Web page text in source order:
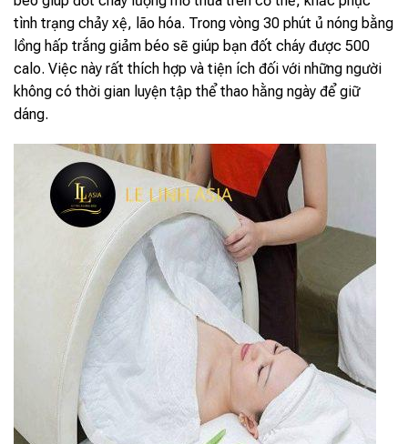
tình trạng chảy xệ, lão hóa. Trong vòng 30 phút ủ nóng bằng
lồng hấp trắng giảm béo sẽ giúp bạn đốt cháy được 500
calo. Việc này rất thích hợp và tiện ích đối với những người
không có thời gian luyện tập thể thao hằng ngày để giữ
dáng.